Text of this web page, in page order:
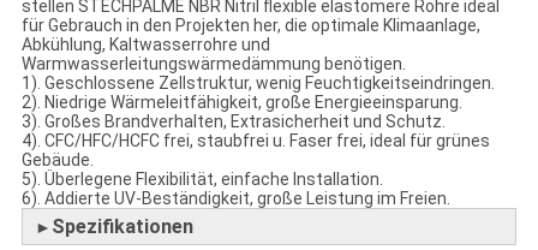
stellen STECHPALME NBR Nitril flexible elastomere Rohre ideal
für Gebrauch in den Projekten her, die optimale Klimaanlage,
Abkühlung, Kaltwasserrohre und
Warmwasserleitungswärmedämmung benötigen.
1). Geschlossene Zellstruktur, wenig Feuchtigkeitseindringen.
2). Niedrige Wärmeleitfähigkeit, große Energieeinsparung.
3). Großes Brandverhalten, Extrasicherheit und Schutz.
4). CFC/HFC/HCFC frei, staubfrei u. Faser frei, ideal für grünes
Gebäude.
5). Überlegene Flexibilität, einfache Installation.
6). Addierte UV-Beständigkeit, große Leistung im Freien.
► Spezifikationen